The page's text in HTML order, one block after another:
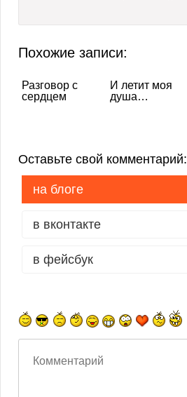
Похожие записи:
Разговор с
сердцем
И летит моя
душа…
Оставьте свой комментарий:
на блоге
в вконтакте
в фейсбук